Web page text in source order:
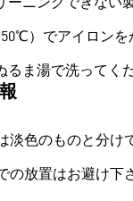
ーニングできない
）でアイロンを
るま湯で洗ってく
淡色のものと分け
の放置はお避け下